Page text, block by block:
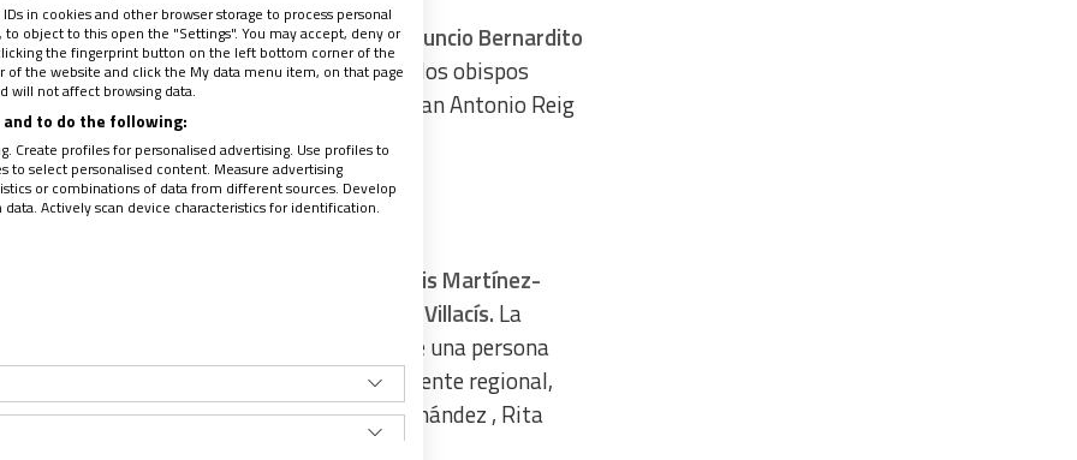
de Madrid, Antonio María Rouco y el nuncio Bernardito
castrense, Juan del Río, así como los obispos
eclesiástica, Ginés García Beltrán y Juan Antonio Reig
se encontraba el alcalde de Madrid, José Luis Martínez-
Junto a él, la vicealcaldesa, Begoña Villacís. La
Díaz-Ayuso, decidió no asistir puesto que una persona
Sí estuvieron en el templo el vicepresidente regional,
municipales en el Consistorio, Pepu Hernández , Rita
in cookies and other browser storage to process personal
object to this open the "Settings". You may accept, deny or
the fingerprint button on the left bottom corner of the
the website and click the My data menu item, on that page
will not affect browsing data.
to do the following:
Create profiles for personalised advertising. Use profiles to
to select personalised content. Measure advertising
or combinations of data from different sources. Develop
Actively scan device characteristics for identification.